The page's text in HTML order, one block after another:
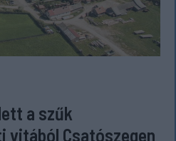
a szűk
vitából Csatószegen